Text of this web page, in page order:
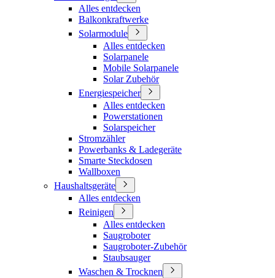
Alles entdecken
Balkonkraftwerke
Solarmodule
Alles entdecken
Solarpanele
Mobile Solarpanele
Solar Zubehör
Energiespeicher
Alles entdecken
Powerstationen
Solarspeicher
Stromzähler
Powerbanks & Ladegeräte
Smarte Steckdosen
Wallboxen
Haushaltsgeräte
Alles entdecken
Reinigen
Alles entdecken
Saugroboter
Saugroboter-Zubehör
Staubsauger
Waschen & Trocknen